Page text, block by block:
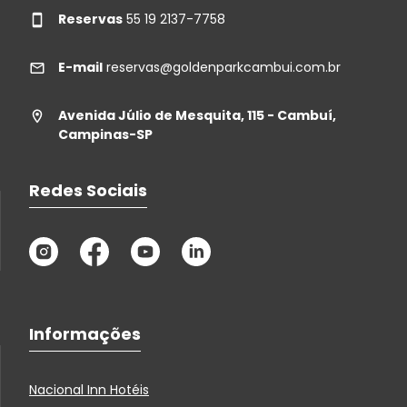
Reservas 55 19 2137-7758
E-mail reservas@goldenparkcambui.com.br
Avenida Júlio de Mesquita, 115 - Cambuí,
Campinas-SP
Redes Sociais
Informações
Nacional Inn Hotéis